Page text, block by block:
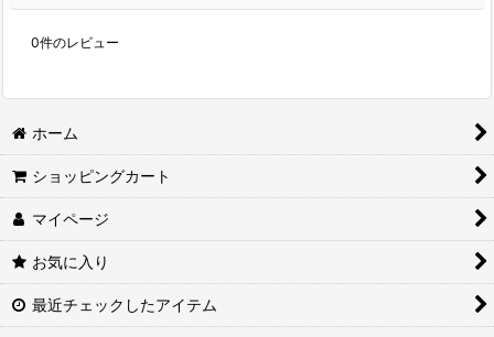
0件のレビュー
ホーム
ショッピングカート
マイページ
お気に入り
最近チェックしたアイテム